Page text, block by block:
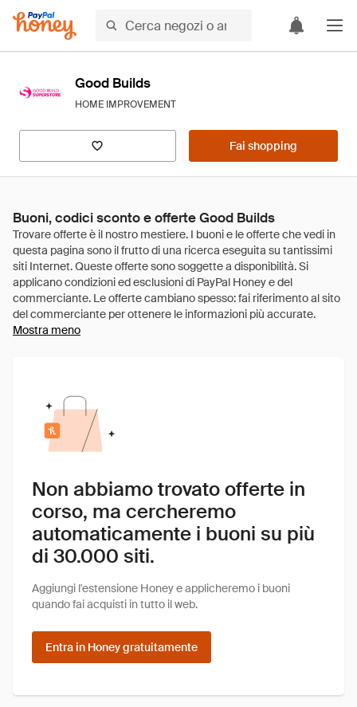
Good Builds
HOME IMPROVEMENT
Fai shopping
Buoni, codici sconto e offerte Good Builds
Mostra meno
Non abbiamo trovato offerte in
corso, ma cercheremo
automaticamente i buoni su più
di 30.000 siti.
Aggiungi l'estensione Honey e applicheremo i buoni
quando fai acquisti in tutto il web.
Entra in Honey gratuitamente